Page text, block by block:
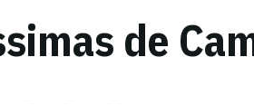
de